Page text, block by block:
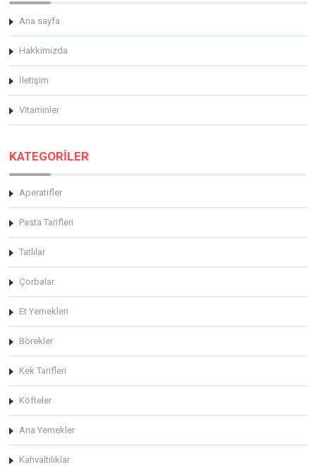
Ana sayfa
Hakkimizda
İletişim
Vitaminler
KATEGORİLER
Aperatifler
Pasta Tarifleri
Tatlılar
Çorbalar
Et Yemekleri
Börekler
Kek Tarifleri
Köfteler
Ana Yemekler
Kahvaltılıklar